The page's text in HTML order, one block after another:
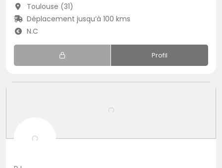
Toulouse (31)
Déplacement jusqu’à 100 kms
N.C
Profil